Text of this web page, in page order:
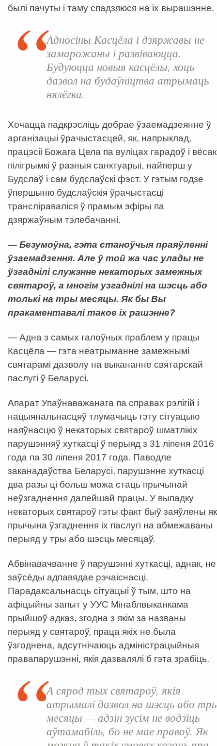
былі пачуты і таму спадзяюся на іх вырашэнне.
Адносіны Касцёла і дзяржавы не
замарожаны і развіваюцца.
Будуюцца новыя касцёлы, хоць
дазвол на будаўніцтва атрымаць
нялёгка.
Хочацца падкрэсліць добрае ўзаемадзеянне ў
арганізацыі ўрачыстасцей, як, напрыклад,
працэсіі Божага Цела па вуліцах гарадоў і
пілігрымкі ў разныя санктуарыі, найперш у
Будслаў і сам будслаўскі фэст. У гэтым годзе
ўпершыню будслаўскія ўрачыстасці
трансліраваліся ў прамым эфіры па
дзяржаўным тэлебачанні.
— Безумоўна, гэта станоўчыя праяўленні
ўзаемадзення. Але ў той жа час улады не
ўзгаднілі служэнне некаторых замежных
святароў, а многім узгаднілі на шэсць або
толькі на тры месяцы. Як бы Вы
пракаментавалі такое іх рашэнне?
— Адна з самых галоўных праблем у працы
Касцёла — гэта неатрыманне замежнымі
святарамі дазволу на выкананне святарскай
паслугі ў Беларусі.
Апарат Упаўнаважанага па справах рэлігій і
нацыянальнасцяў тлумачыць гэту сітуацыю
наяўнасцю ў некаторых святароў шматлікіх
парушэнняў хуткасці ў перыяд з 31 ліпеня 2016
года па 30 ліпеня 2017 года. Паводле
заканадаўства Беларусі, парушэнне хуткасці
два разы ці больш можа стаць прычынай
неўзгаднення далейшай працы. У выпадку
некаторых святароў гэты факт быў заяўлены як
прычына ўзгаднення іх паслугі на абмежаваны
перыяд у тры або шэсць месяцаў.
Абвінавачванне ў парушэнні хуткасці, аднак, не
заўсёды адпавядае рэчаіснасці.
Парадаксальнасць сітуацыі ў тым, што на
афіцыйны запыт у УУС Мінаблвыканкама
прыйшоў адказ, згодна з якім за названы
перыяд у святароў, праца якіх не была
ўзгоднена, адсутнічаюць адміністрацыйныя
правапарушэнні, якія дазвалялі б гэта зрабіць.
А сярод тых святароў, якія
атрымалі дазвол на шэсць або
месяцы — адзін зусім не водзіць
аўтамабіль, бо не мае правоў. Як